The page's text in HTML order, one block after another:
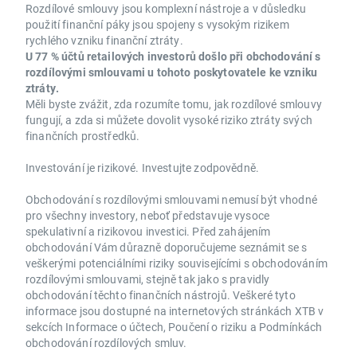
Rozdílové smlouvy jsou komplexní nástroje a v důsledku
použití finanční páky jsou spojeny s vysokým rizikem
rychlého vzniku finanční ztráty.
U 77 % účtů retailových investorů došlo při obchodování s
rozdílovými smlouvami u tohoto poskytovatele ke vzniku
ztráty.
Měli byste zvážit, zda rozumíte tomu, jak rozdílové smlouvy
fungují, a zda si můžete dovolit vysoké riziko ztráty svých
finančních prostředků.
Investování je rizikové. Investujte zodpovědně.
Obchodování s rozdílovými smlouvami nemusí být vhodné
pro všechny investory, neboť představuje vysoce
spekulativní a rizikovou investici. Před zahájením
obchodování Vám důrazně doporučujeme seznámit se s
veškerými potenciálními riziky souvisejícími s obchodováním
rozdílovými smlouvami, stejně tak jako s pravidly
obchodování těchto finančních nástrojů. Veškeré tyto
informace jsou dostupné na internetových stránkách XTB v
sekcích Informace o účtech, Poučení o riziku a Podmínkách
obchodování rozdílových smluv.